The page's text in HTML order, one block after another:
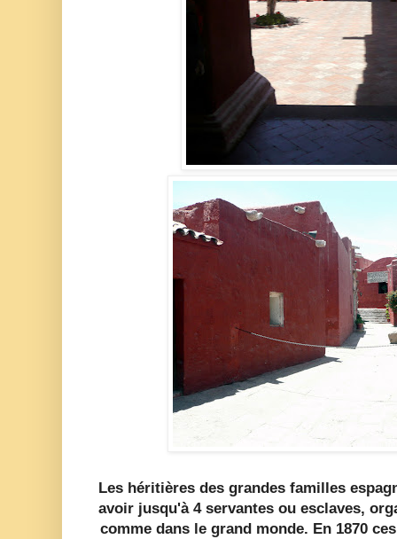
Les héritières des grandes familles
avoir jusqu'à 4 servantes ou esclaves,
comme dans le grand monde. En 1870